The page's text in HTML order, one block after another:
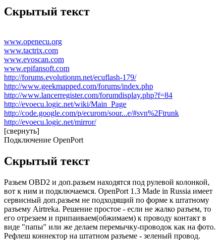
Скрытый текст
www.openecu.org
www.tactrix.com
www.evoscan.com
www.epifansoft.com
http://forums.evolutionm.net/ecuflash-179/
http://www.geekmapped.com/forums/index.php
http://www.lancerregister.com/forumdisplay.php?f=84
http://evoecu.logic.net/wiki/Main_Page
http://code.google.com/p/ecurom/sour...e/#svn%2Ftrunk
http://evoecu.logic.net/mirror/
[свернуть]
Подключение OpenPort
Скрытый текст
Разьем OBD2 и доп.разьем находятся под рулевой колонкой,
вот к ним и подключаемся. OpenPort 1.3 Made in Russia имеет
сервисный доп.разьем не подходящий по форме к штатному
разъему Airtrekа. Решение простое - если не жалко разъем, то
его отрезаем и припаиваем(обжимаем) к проводу контакт в
виде "папы" или же делаем перемычку-проводок как на фото.
Рефлеш коннектор на штатном разъеме - зеленый провод.